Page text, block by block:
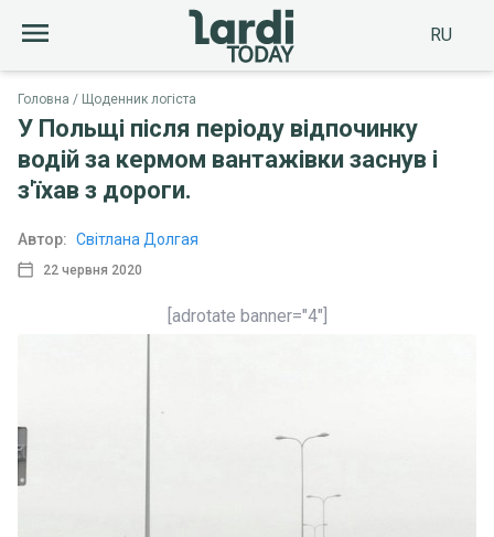
RU
Головна Щоденник логіста
У Польщі після періоду відпочинку
водій за кермом вантажівки заснув і
з'їхав з дороги.
22 червня 2020
Автор: Світлана Долгая
[adrotate banner="4"]